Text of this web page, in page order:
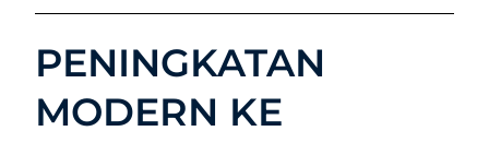
PENINGKATAN
MODERN KE